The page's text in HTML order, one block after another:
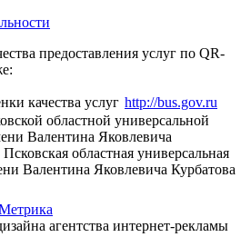
предоставления услуг по QR-
http://bus.gov.ru
областной универсальной
Валентина Яковлевича
Псковская областная универсальная
Валентина Яковлевича Курбатова
агентства интернет-рекламы